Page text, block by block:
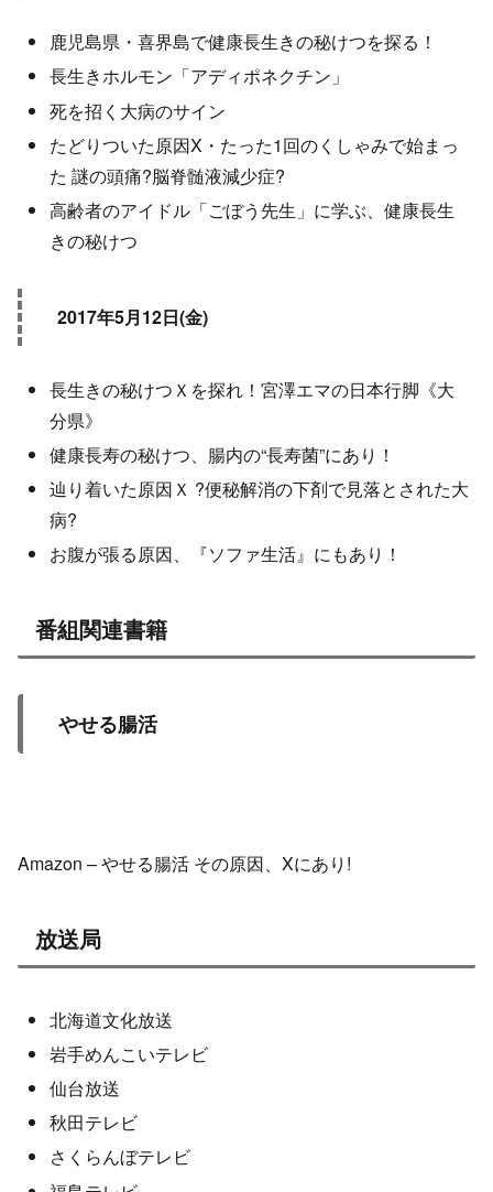
鹿児島県・喜界島で健康長生きの秘けつを探る！
長生きホルモン「アディポネクチン」
死を招く大病のサイン
たどりついた原因X・たった1回のくしゃみで始まっ
た 謎の頭痛?脳脊髄液減少症?
高齢者のアイドル「ごぼう先生」に学ぶ、健康長生
きの秘けつ
2017年5月12日(金)
長生きの秘けつＸを探れ！宮澤エマの日本行脚《大
分県》
健康長寿の秘けつ、腸内の“長寿菌”にあり！
辿り着いた原因Ｘ ?便秘解消の下剤で見落とされた大
病?
お腹が張る原因、『ソファ生活』にもあり！
番組関連書籍
やせる腸活
Amazon – やせる腸活 その原因、Xにあり!
放送局
北海道文化放送
岩手めんこいテレビ
仙台放送
秋田テレビ
さくらんぼテレビ